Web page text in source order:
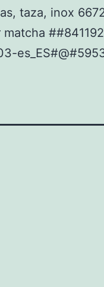
taza, inox
matcha